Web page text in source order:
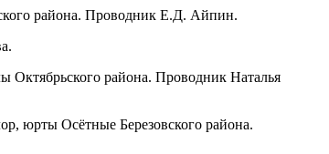
района. Проводник Е.Д. Айпин.
Октябрьского района. Проводник Наталья
юрты Осётные Березовского района.